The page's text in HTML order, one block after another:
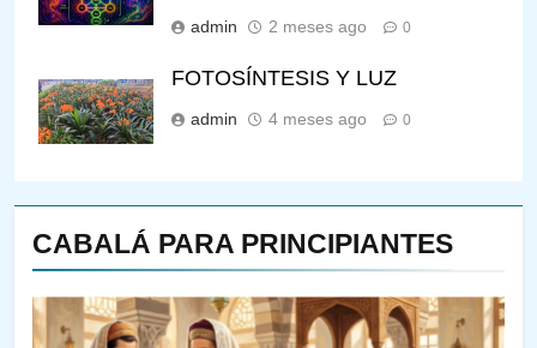
CABALÁ PARA PRINCIPIANTES
admin 2 meses ago 0
FOTOSÍNTESIS Y LUZ
admin 4 meses ago 0